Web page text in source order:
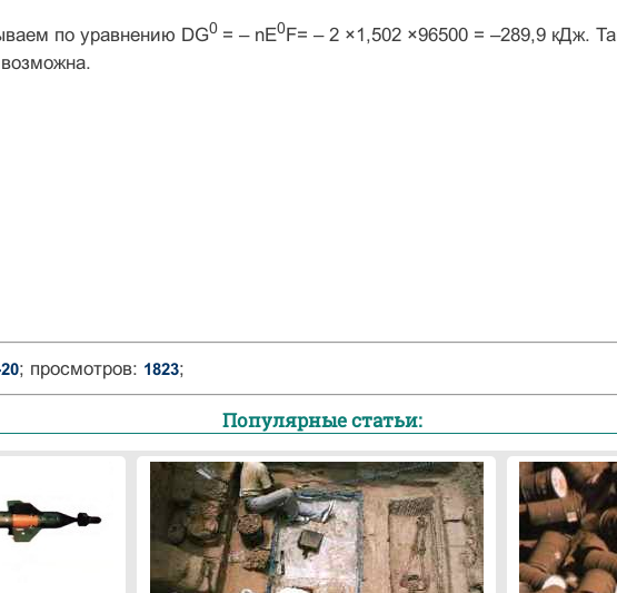
по уравнению DG0 = – nE0F= – 2 ×1,502 ×96500 = –289,9 кДж.
; просмотров: 1823;
Популярные статьи: